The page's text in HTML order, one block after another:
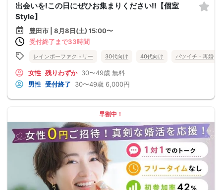
出会いを!この日にぜひお集まりください!!【個室
Style】
豊田市 | 8月8日(土) 15:00〜
受付終了まで33時間
レインボーファクトリー 30代向け 40代向け バツイチ・再婚
女性 残りわずか 30〜49歳 無料
男性 受付終了 30〜49歳 6,000円
早割中！